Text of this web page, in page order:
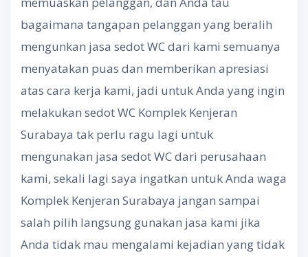
bagaimana tangapan pelanggan yang beralih
mengunkan jasa sedot WC dari kami semuanya
menyatakan puas dan memberikan apresiasi
atas cara kerja kami, jadi untuk Anda yang ingin
melakukan sedot WC Komplek Kenjeran
Surabaya tak perlu ragu lagi untuk
mengunakan jasa sedot WC dari perusahaan
kami, sekali lagi saya ingatkan untuk Anda waga
Komplek Kenjeran Surabaya jangan sampai
salah pilih langsung gunakan jasa kami jika
Anda tidak mau mengalami kejadian yang tidak